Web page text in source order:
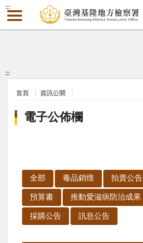
:::
:::
首頁 資訊公開
電子公佈欄
全部 毒品銷燬 拍賣公告
預算書 推動愛滋病防治成果
採購公告 訊息公告